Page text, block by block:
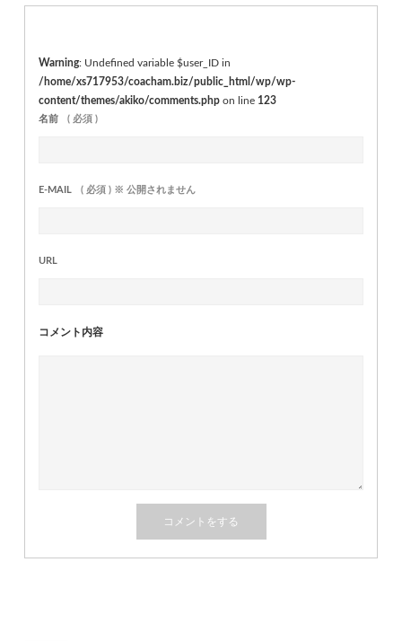
Warning : Undefined variable $user_ID in
/home/xs717953/coacham.biz/public_html/wp/wp-
content/themes/akiko/comments.php on line 123
名前 ( 必須 )
E-MAIL ( 必須 ) ※ 公開されません
URL
コメント内容